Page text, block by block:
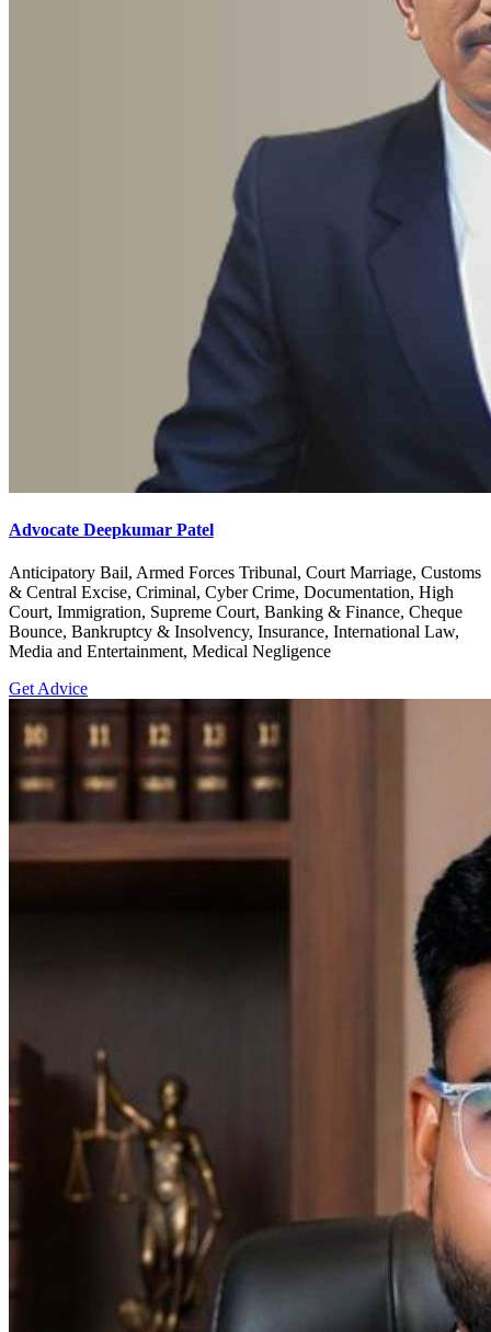
Advocate Deepkumar Patel
Anticipatory Bail, Armed Forces Tribunal, Court Marriage, Customs
& Central Excise, Criminal, Cyber Crime, Documentation, High
Court, Immigration, Supreme Court, Banking & Finance, Cheque
Bounce, Bankruptcy & Insolvency, Insurance, International Law,
Media and Entertainment, Medical Negligence
Get Advice